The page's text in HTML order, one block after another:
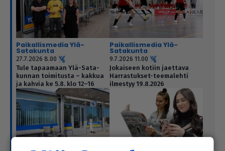
Paikallismedia Ylä-
Satakunta
27.7.2026 8.00
Tule tapaamaan Ylä-Sata­
kun­nan toi­mi­tusta – kakkua
ja kahvia ke 5.8. klo 12–16
Paikallismedia Ylä-
Satakunta
9.7.2026 11.00
Jokaiseen kotiin jaettava
Har­ras­tuk­set-tee­ma­lehti
ilmestyy 19.8.2026